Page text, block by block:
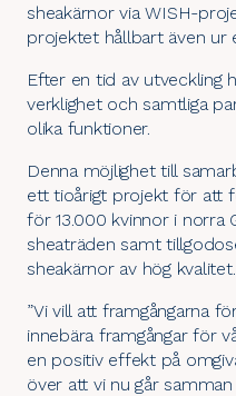
sheakärnor via WISH-
projektet hållbart även ur
Efter en tid av utveckling
verklighet och samtliga
olika funktioner.
Denna möjlighet till
ett tioårigt projekt för att
för 13.000 kvinnor i norra
sheaträden samt
sheakärnor av hög kvalitet.
”Vi vill att framgångarna
innebära framgångar för
en positiv effekt på
över att vi nu går